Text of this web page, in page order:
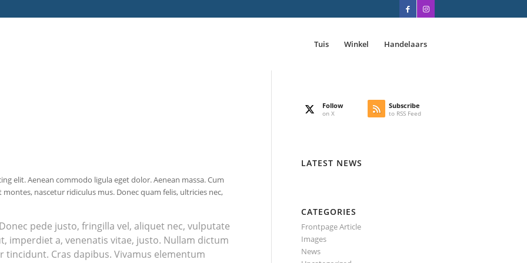
Tuis Winkel Handelaars
elit. Aenean commodo ligula eget dolor. Aenean massa. Cum
nascetur ridiculus mus. Donec quam felis, ultricies nec,
pede justo, fringilla vel, aliquet nec, vulputate
imperdiet a, venenatis vitae, justo. Nullam dictum
Cras dapibus. Vivamus elementum
Follow
on X
Subscribe
to RSS Feed
LATEST NEWS
CATEGORIES
Frontpage Article
Images
News